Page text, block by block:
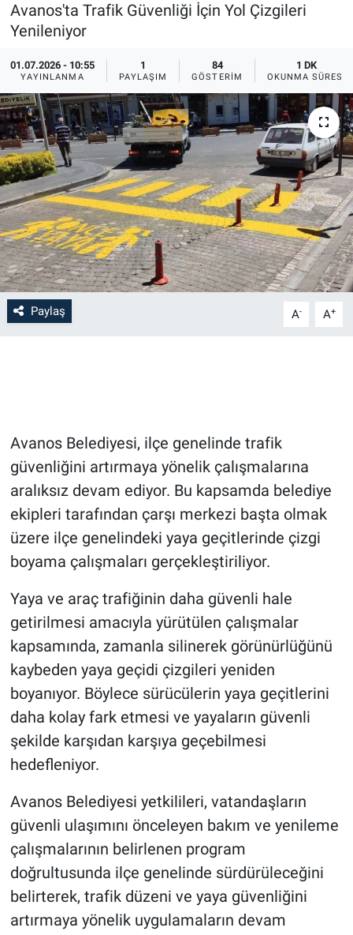
Avanos'ta Trafik Güvenliği İçin Yol Çizgileri
Yenileniyor
01.07.2026 - 10:55
YAYINLANMA
1
PAYLAŞIM
84
GÖSTERIM
1 DK
OKUNMA SÜRESI
Paylaş A- A+
Avanos Belediyesi, ilçe genelinde trafik
güvenliğini artırmaya yönelik çalışmalarına
aralıksız devam ediyor. Bu kapsamda belediye
ekipleri tarafından çarşı merkezi başta olmak
üzere ilçe genelindeki yaya geçitlerinde çizgi
boyama çalışmaları gerçekleştiriliyor.
Yaya ve araç trafiğinin daha güvenli hale
getirilmesi amacıyla yürütülen çalışmalar
kapsamında, zamanla silinerek görünürlüğünü
kaybeden yaya geçidi çizgileri yeniden
boyanıyor. Böylece sürücülerin yaya geçitlerini
daha kolay fark etmesi ve yayaların güvenli
şekilde karşıdan karşıya geçebilmesi
hedefleniyor.
Avanos Belediyesi yetkilileri, vatandaşların
güvenli ulaşımını önceleyen bakım ve yenileme
çalışmalarının belirlenen program
doğrultusunda ilçe genelinde sürdürüleceğini
belirterek, trafik düzeni ve yaya güvenliğini
artırmaya yönelik uygulamaların devam
Sağlık
Yerel
Genel
Asayiş
İlan - Duyuru- Mesaj
Türkiye Gündemi
Sizden Gelenler
Yaşam
Sağlık
Eğitim
Kültür
3.Sayfa
Röportaj
Kayseri
Niğde
Aksaray
Kırşehir
Yerel
Genel
Asayiş
Kültür - Sanat
Politika
Magazin
Çevre
İlan - Duyuru- Mesaj
Türkiye Gündemi
Sizden Gelenler